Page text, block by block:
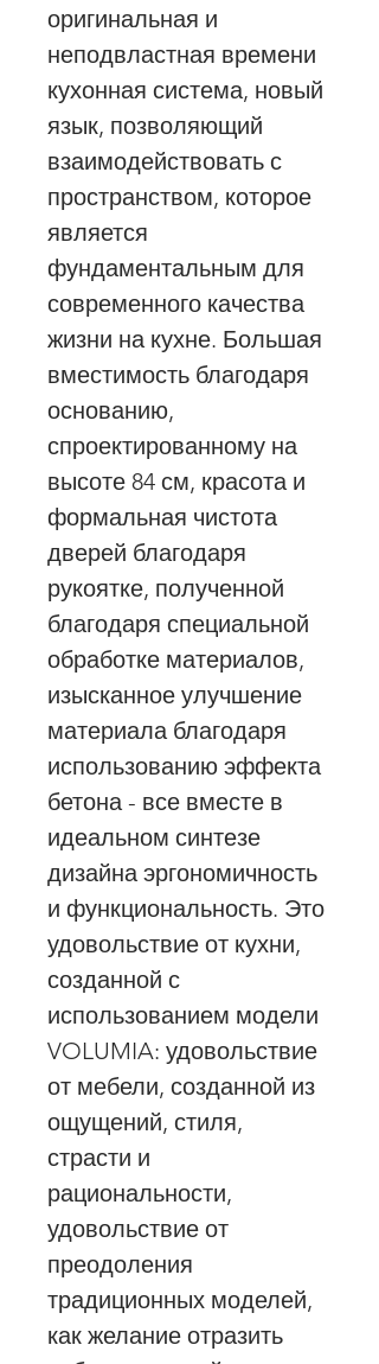
оригинальная и
неподвластная времени
кухонная система, новый
язык, позволяющий
взаимодействовать с
пространством, которое
является
фундаментальным для
современного качества
жизни на кухне. Большая
вместимость благодаря
основанию,
спроектированному на
высоте 84 см, красота и
формальная чистота
дверей благодаря
рукоятке, полученной
благодаря специальной
обработке материалов,
изысканное улучшение
материала благодаря
использованию эффекта
бетона - все вместе в
идеальном синтезе
дизайна эргономичность
и функциональность. Это
удовольствие от кухни,
созданной с
использованием модели
VOLUMIA: удовольствие
от мебели, созданной из
ощущений, стиля,
страсти и
рациональности,
удовольствие от
преодоления
традиционных моделей,
как желание отразить